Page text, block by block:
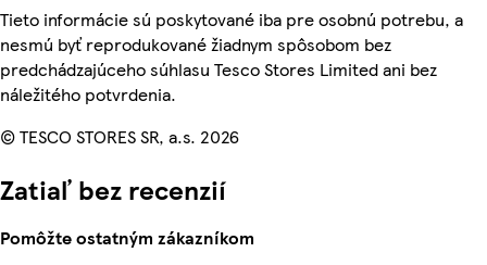
Tieto informácie sú poskytované iba pre osobnú potrebu, a
nesmú byť reprodukované žiadnym spôsobom bez
predchádzajúceho súhlasu Tesco Stores Limited ani bez
náležitého potvrdenia.
© TESCO STORES SR, a.s. 2026
Zatiaľ bez recenzií
Pomôžte ostatným zákazníkom